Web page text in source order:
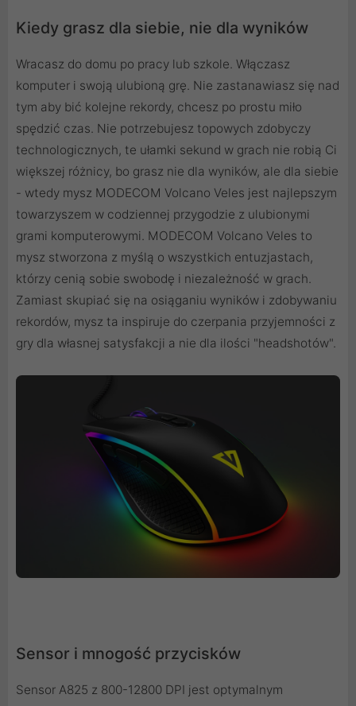
Kiedy grasz dla siebie, nie dla wyników
Wracasz do domu po pracy lub szkole. Włączasz
komputer i swoją ulubioną grę. Nie zastanawiasz się nad
tym aby bić kolejne rekordy, chcesz po prostu miło
spędzić czas. Nie potrzebujesz topowych zdobyczy
technologicznych, te ułamki sekund w grach nie robią Ci
większej różnicy, bo grasz nie dla wyników, ale dla siebie
- wtedy mysz MODECOM Volcano Veles jest najlepszym
towarzyszem w codziennej przygodzie z ulubionymi
grami komputerowymi. MODECOM Volcano Veles to
mysz stworzona z myślą o wszystkich entuzjastach,
którzy cenią sobie swobodę i niezależność w grach.
Zamiast skupiać się na osiąganiu wyników i zdobywaniu
rekordów, mysz ta inspiruje do czerpania przyjemności z
gry dla własnej satysfakcji a nie dla ilości "headshotów".
Sensor i mnogość przycisków
Sensor A825 z 800-12800 DPI jest optymalnym